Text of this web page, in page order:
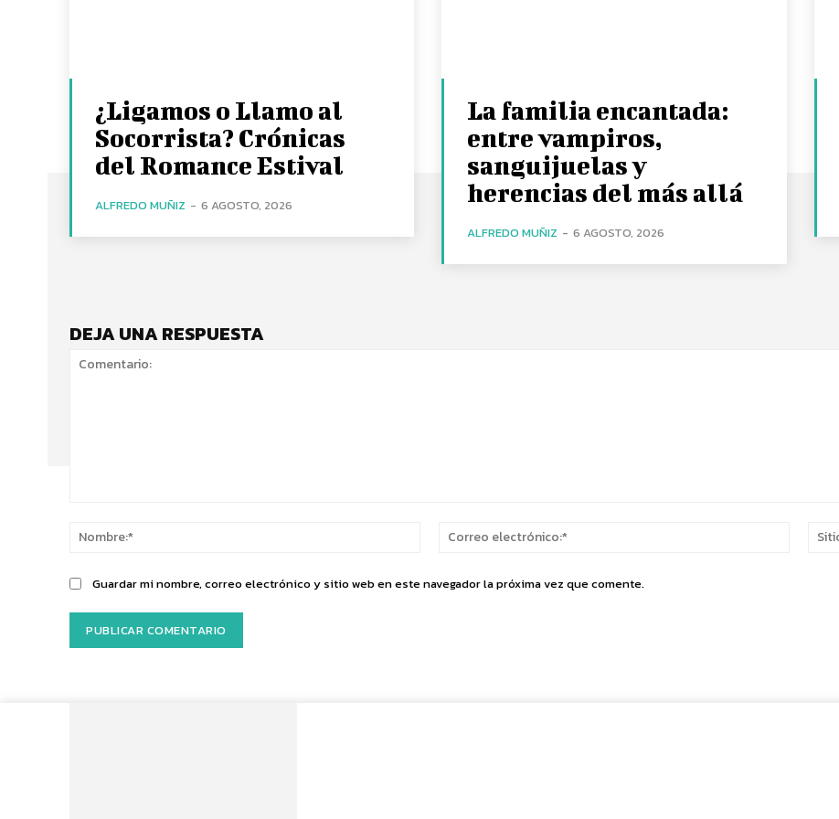
¿Ligamos o Llamo al
Socorrista? Crónicas
del Romance Estival
ALFREDO MUÑIZ - 6 AGOSTO, 2026
La familia encantada:
entre vampiros,
sanguijuelas y
herencias del más allá
ALFREDO MUÑIZ - 6 AGOSTO, 2026
DEJA UNA RESPUESTA
Nombre:*
Correo
Guardar mi nombre, correo electrónico y sitio web en este navegador la próxima vez que comente.